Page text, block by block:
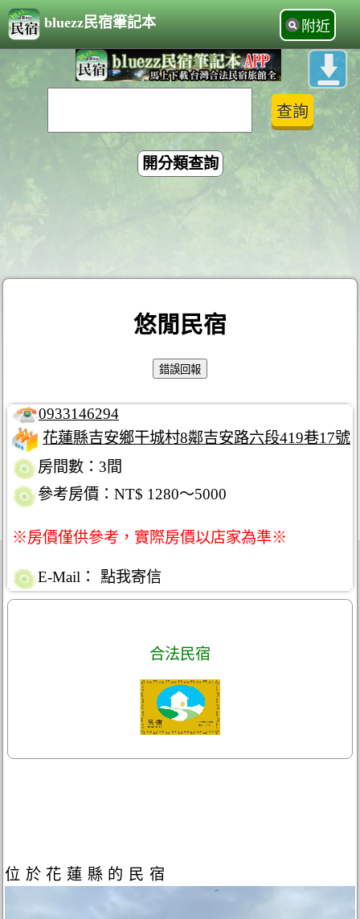
bluezz民宿筆記本 附近
開分類查詢
悠閒民宿
0933146294
花蓮縣吉安鄉干城村8鄰吉安路六段419巷17號
房間數：3間
參考房價：NT$ 1280～5000
※房價僅供參考，實際房價以店家為準※
E-Mail： 點我寄信
合法民宿
位於花蓮縣的民宿